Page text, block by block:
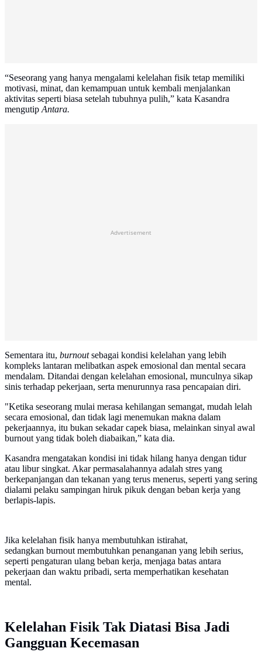
“Seseorang yang hanya mengalami kelelahan fisik tetap memiliki
motivasi, minat, dan kemampuan untuk kembali menjalankan
aktivitas seperti biasa setelah tubuhnya pulih,” kata Kasandra
mengutipAntara.
Advertisement
Sementara itu, burnoutsebagai kondisi kelelahan yang lebih
kompleks lantaran melibatkan aspek emosional dan mental secara
mendalam. Ditandai dengan kelelahan emosional, munculnya sikap
sinis terhadap pekerjaan, serta menurunnya rasa pencapaian diri.
"Ketika seseorang mulai merasa kehilangan semangat, mudah lelah
secara emosional, dan tidak lagi menemukan makna dalam
pekerjaannya, itu bukan sekadar capek biasa, melainkan sinyal awal
burnout yang tidak boleh diabaikan,” kata dia.
Kasandra mengatakan kondisi ini tidak hilang hanya dengan tidur
atau libur singkat. Akar permasalahannya adalah stres yang
berkepanjangan dan tekanan yang terus menerus, seperti yang sering
dialami pelaku sampingan hiruk pikuk dengan beban kerja yang
berlapis-lapis.
Jika kelelahan fisik hanya membutuhkan istirahat,
sedangkan burnout membutuhkan penanganan yang lebih serius,
seperti pengaturan ulang beban kerja, menjaga batas antara
pekerjaan dan waktu pribadi, serta memperhatikan kesehatan
mental.
Kelelahan Fisik Tak Diatasi Bisa Jadi
Gangguan Kecemasan